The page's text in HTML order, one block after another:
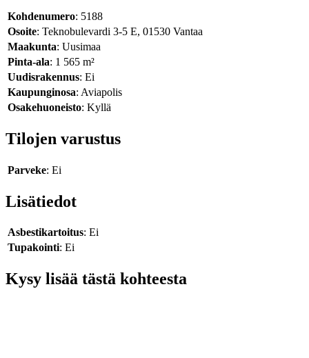
Kohdenumero: 5188
Osoite: Teknobulevardi 3-5 E, 01530 Vantaa
Maakunta: Uusimaa
Pinta-ala: 1 565 m²
Uudisrakennus: Ei
Kaupunginosa: Aviapolis
Osakehuoneisto: Kyllä
Tilojen varustus
Parveke: Ei
Lisätiedot
Asbestikartoitus: Ei
Tupakointi: Ei
Kysy lisää tästä kohteesta